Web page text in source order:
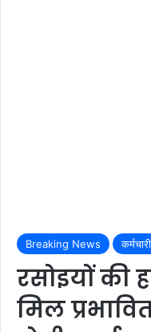
Breaking News
रसोइयों की
मिल